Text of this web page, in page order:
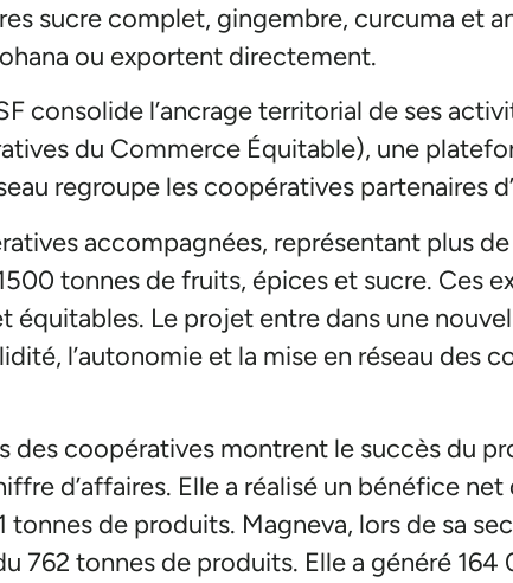
sucre complet, gingembre, curcuma et
ou exportent directement.
consolide l’ancrage territorial de ses
du Commerce Équitable), une
regroupe les coopératives partenaires
accompagnées, représentant plus
tonnes de fruits, épices et sucre. Ces
équitables. Le projet entre dans une
l’autonomie et la mise en réseau des
des coopératives montrent le succès du
d’affaires. Elle a réalisé un bénéfice
tonnes de produits. Magneva, lors de sa
762 tonnes de produits. Elle a généré